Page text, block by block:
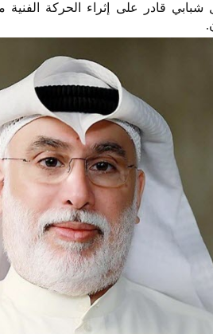
قادر على إثراء الحركة الفنية